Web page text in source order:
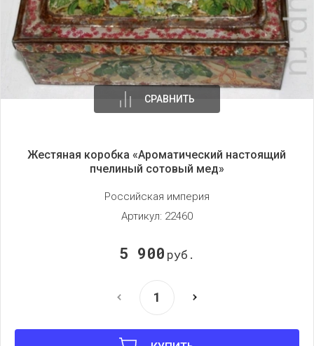
СРАВНИТЬ
Жестяная коробка «Ароматический настоящий
пчелиный сотовый мед»
Российская империя
Артикул: 22460
5 900 руб.